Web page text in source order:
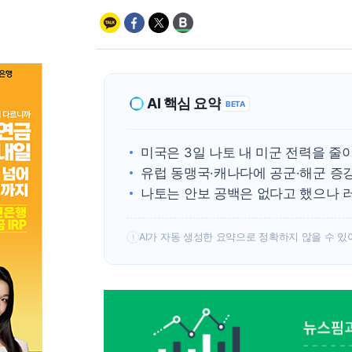
AI 핵심 요약 BETA
미국은 3일 나토 내 미군 전력을 줄
유럽 동맹국·캐나다에 공군·해군 증
나토는 안보 공백은 없다고 했으나
! AI가 자동 생성한 요약으로 정확하지 않을 수 있